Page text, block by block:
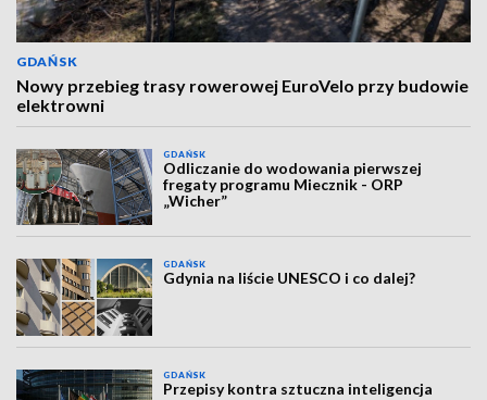
GDAŃSK
Nowy przebieg trasy rowerowej EuroVelo przy budowie
elektrowni
GDAŃSK
Odliczanie do wodowania pierwszej
fregaty programu Miecznik - ORP
„Wicher”
GDAŃSK
Gdynia na liście UNESCO i co dalej?
GDAŃSK
Przepisy kontra sztuczna inteligencja